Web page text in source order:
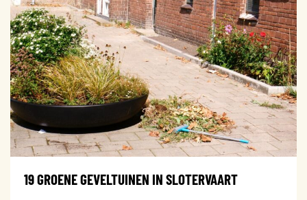
19 GROENE GEVELTUINEN IN SLOTERVAART